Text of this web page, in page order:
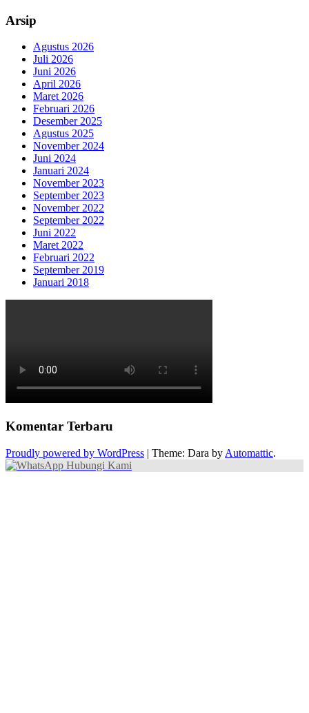
Arsip
Agustus 2026
Juli 2026
Juni 2026
April 2026
Maret 2026
Februari 2026
Desember 2025
Agustus 2025
November 2024
Juni 2024
Januari 2024
November 2023
September 2023
November 2022
September 2022
Juni 2022
Maret 2022
Februari 2022
September 2019
Januari 2018
Komentar Terbaru
Proudly powered by WordPress | Theme: Dara by Automattic.
Hubungi Kami